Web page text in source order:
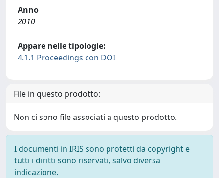
Anno
2010
Appare nelle tipologie:
4.1.1 Proceedings con DOI
File in questo prodotto:
Non ci sono file associati a questo prodotto.
I documenti in IRIS sono protetti da copyright e
tutti i diritti sono riservati, salvo diversa
indicazione.